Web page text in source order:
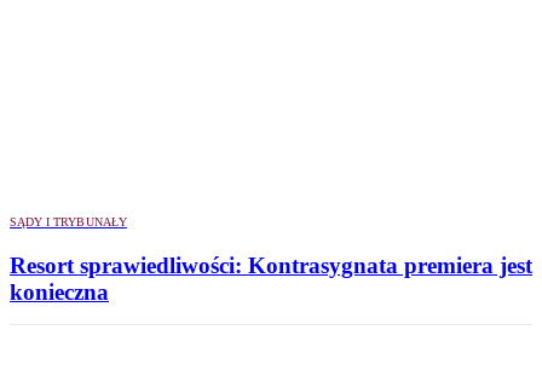
SĄDY I TRYBUNAŁY
Resort sprawiedliwości: Kontrasygnata premiera jest
konieczna